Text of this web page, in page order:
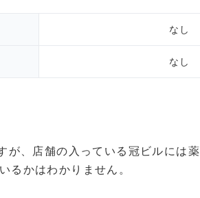
なし
なし
、店舗の入っている冠ビルには
るかはわかりません。